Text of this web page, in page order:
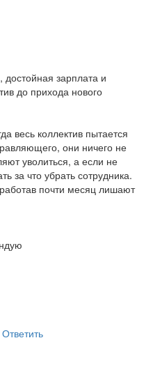
зарплата и
до прихода нового
весь коллектив пытается
они ничего не
уволиться, а если не
за что убрать сотрудника.
почти месяц лишают
Ответить